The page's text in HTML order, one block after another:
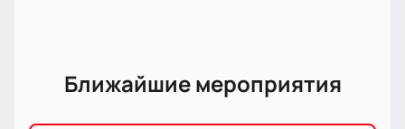
Ближайшие мероприятия